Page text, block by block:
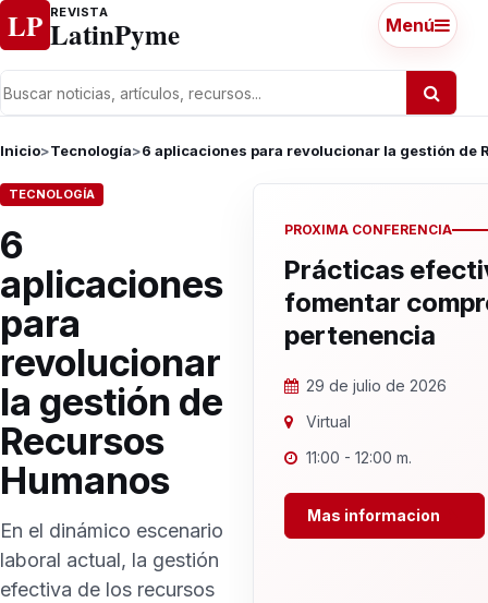
Ir al contenido
LP REVISTA
LatinPyme Menú
Inicio>Tecnología>6 aplicaciones para revolucionar la gestión de
TECNOLOGÍA
6
aplicaciones
para
revolucionar
la gestión de
Recursos
Humanos
En el dinámico escenario
laboral actual, la gestión
efectiva de los recursos
PROXIMA CONFERENCIA
Prácticas
fomentar
pertenencia
29 de julio de 2026
Virtual
11:00 - 12:00 m.
Mas informacion